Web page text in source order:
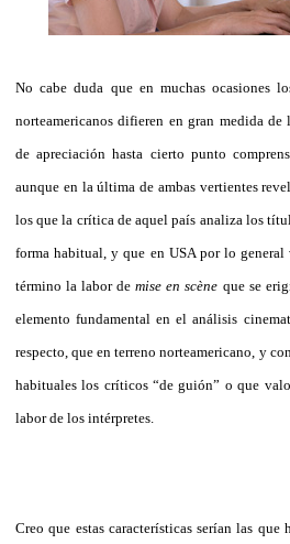
No cabe duda que en muchas ocasiones
norteamericanos difieren en gran medida de
de apreciación hasta cierto punto
aunque en la última de ambas vertientes
los que la crítica de aquel país analiza los
forma habitual, y que en USA por lo
término la labor demise en scène que se
elemento fundamental en el análisis
respecto, que en terreno norteamericano, y
habituales los críticos “de guión” o que
labor de los intérpretes.
Creo que estas características serían las